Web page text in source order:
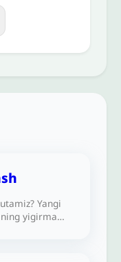
Yangi
yigirma